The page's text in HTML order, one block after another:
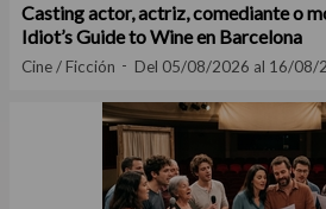
Casting actor, actriz, comediante o
Idiot’s Guide to Wine en Barcelona
Cine / Ficción Del 05/08/2026 al 16/08/